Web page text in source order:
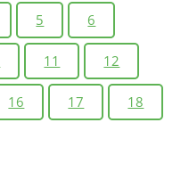
5 6
11 12
16 17 18